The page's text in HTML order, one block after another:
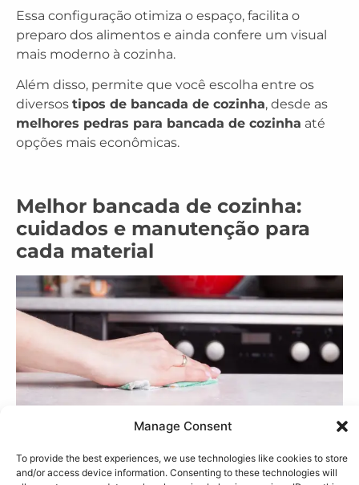
Manage Consent
To provide the best experiences, we use technologies like cookies to store
and/or access device information. Consenting to these technologies will
Essa configuração otimiza o espaço, facilita o
preparo dos alimentos e ainda confere um visual
mais moderno à cozinha.
Além disso, permite que você escolha entre os
diversos tipos de bancada de cozinha, desde as
melhores pedras para bancada de cozinha até
opções mais econômicas.
Melhor bancada de cozinha:
cuidados e manutenção para
cada material